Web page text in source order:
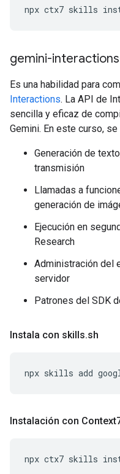
npx ctx7 skills
gemini-
Es una habilidad para
Interactions. La API de
sencilla y eficaz de
Gemini. En este curso,
Generación de
transmisión
Llamadas a
generación de
Ejecución en
Research
Administración del
servidor
Patrones del SDK
Instala con skills.sh
npx skills add
Instalación con
npx ctx7 skills